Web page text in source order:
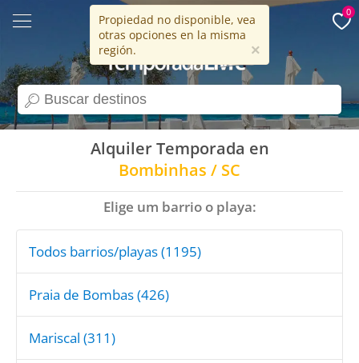
search
15 años
0
Propiedad no disponible, vea
otras opciones en la misma
región.
×
Alquiler Temporada en
Bombinhas / SC
Elige um barrio o playa:
Todos barrios/playas (1195)
Praia de Bombas (426)
Mariscal (311)